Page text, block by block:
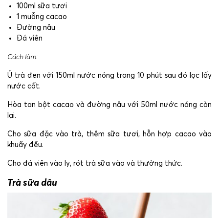
100ml sữa tươi
1 muỗng cacao
Đường nâu
Đá viên
Cách làm:
Ủ trà đen với 150ml nước nóng trong 10 phút sau đó lọc lấy
nước cốt.
Hòa tan bột cacao và đường nâu với 50ml nước nóng còn
lại.
Cho sữa đặc vào trà, thêm sữa tươi, hỗn hợp cacao vào
khuấy đều.
Cho đá viên vào ly, rót trà sữa vào và thưởng thức.
Trà sữa dâu